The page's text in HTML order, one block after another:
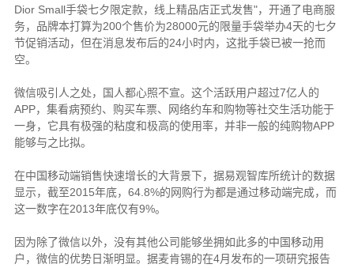
Dior Small手袋七夕限定款，线上精品店正式发售"，开通了电商服
务，品牌本打算为200个售价为28000元的限量手袋举办4天的七夕
节促销活动，但在消息发布后的24小时内，这批手袋已被一抢而
空。
微信吸引人之处，国人都心照不宣。这个活跃用户超过7亿人的
APP，集看病预约、购买车票、网络约车和购物等社交生活功能于
一身，它具有极强的粘度和极高的使用率，并非一般的纯购物APP
能够与之比拟。
在中国移动端销售快速增长的大背景下，据易观智库所统计的数据
显示，截至2015年底， 64.8%的网购行为都是通过移动端完成，而
这一数字在2013年底仅有9%。
因为除了微信以外，没有其他公司能够坐拥如此多的中国移动用
户，微信的优势日渐明显。据麦肯锡的在4月发布的一项研究报告